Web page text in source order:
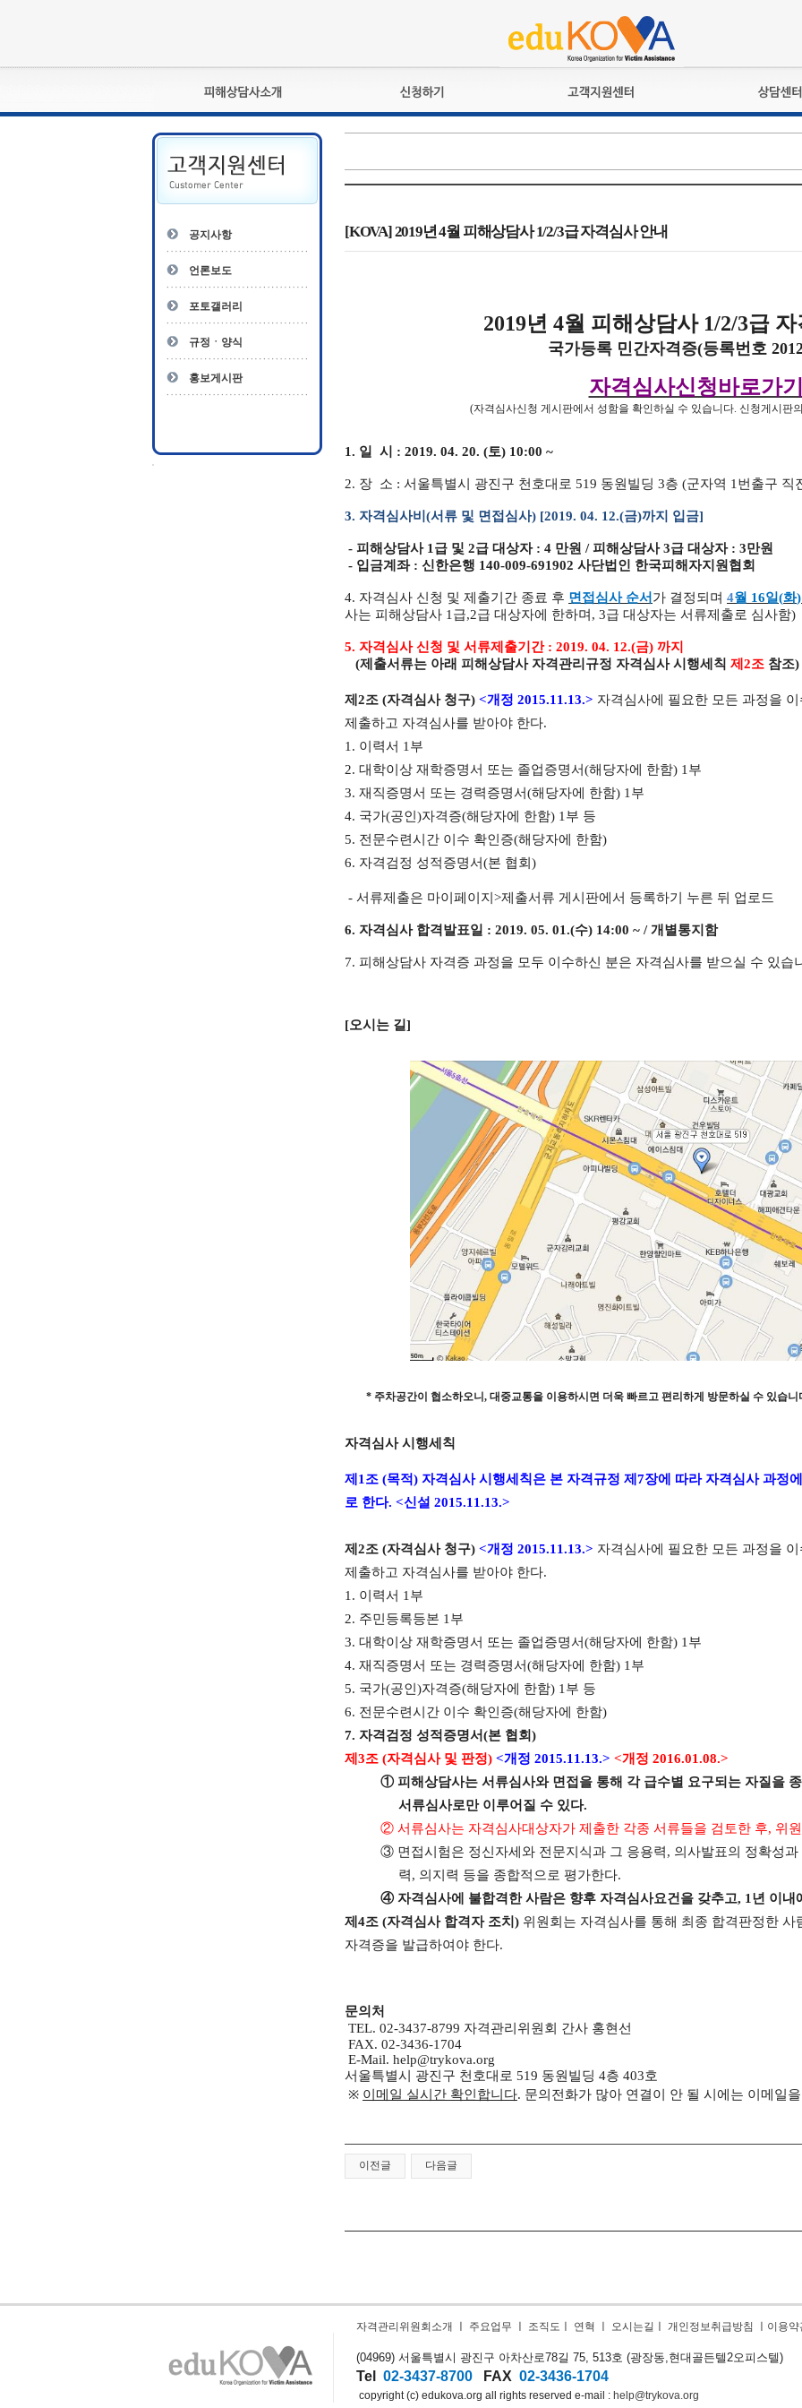
피해상담사란?
자격관리규정
상담사 자격증 확인
- 피해상담사 1급
- 전문수련감독자
- 전문수련기관
교육훈련
자격복원
공지사항
상담접수
공지사항
언론보도
포토갤러리
규정ㆍ양식
홍보게시판
[KOVA] 2019년 4월 피해상담사 1/2/3급 자격심사 안내
2019년 4월 피해상담사 1/2/3급 자
국가등록 민간자격증(등록번호
자격심사신청바로가
(자격심사신청 게시판에서 성함을 확인하실 수 있습니다. 신청게시판
1. 일 시 : 2019. 04. 20. (토) 10:00 ~
2. 장 소 : 서울특별시 광진구 천호대로 519 동원빌딩 3층 (군자역 1 번출구 직
3. 자격심사비 (서류 및 면접심사) [2019. 04. 12.(금)까지 입금]
- 피해상담사 1 급 및 2급 대상자: 4 만원 /피해상담사3급 대상자 : 3만원
- 입금계좌 : 신한은행 140-009-691902 사단법인 한국피해자지원협회
4. 자격심사 신청 및 제출기간 종료 후 면접심사 순서 가 결정되며 4월 16일(화
사는 피해상담사 1 급,2급 대상자에 한하며 , 3급 대상자는 서류제출로 심사함)
5. 자격심사 신청 및 서류제출기간 : 2019. 04. 12.(금) 까지
(제출서류는 아래 피해상담사 자격관리규정 자격심사 시행세칙 제 2조 참조)
제 2조 (자격심사 청구) <개정 2015.11.13.> 자격심사에 필요한 모든 과정을
제출하고 자격심사를 받아야 한다.
1. 이력서 1 부
2. 대학이상 재학증명서 또는 졸업증명서(해당자에 한함) 1 부
3. 재직증명서 또는 경력증명서(해당자에 한함) 1 부
4. 국가(공인 )자격증(해당자에 한함) 1 부 등
5. 전문수련시간 이수 확인증(해당자에 한함)
6. 자격검정 성적증명서(본 협회 )
- 서류제출은 마이페이지 >제출서류 게시판에서 등록하기 누른 뒤 업로드
6. 자격심사 합격발표일 : 2019. 05. 01.(수) 14:00 ~ /개별통지함
7. 피해상담사 자격증 과정을 모두 이수하신 분은 자격심사를 받으실 수 있습
[오시는 길]
* 주차공간이 협소하오니 , 대중교통을 이용하시면 더욱 빠르고 편리하게 방문하실 수 있습니
자격심사 시행세칙
제 1 조 (목적) 자격심사 시행세칙은 본 자격규정 제 7장에 따라 자격심사 과정
로 한다. <신설 2015.11.13.>
제 2조 (자격심사 청구) <개정 2015.11.13.> 자격심사에 필요한 모든 과정을
제출하고 자격심사를 받아야 한다.
1. 이력서 1 부
2. 주민등록등본 1 부
3. 대학이상 재학증명서 또는 졸업증명서(해당자에 한함) 1 부
4. 재직증명서 또는 경력증명서(해당자에 한함) 1 부
5. 국가(공인 )자격증(해당자에 한함) 1 부 등
6. 전문수련시간 이수 확인증(해당자에 한함)
7. 자격검정 성적증명서(본 협회)
제 3조 (자격심사 및 판정) <개정 2015.11.13.> <개정 2016.01.08.>
①피해상담사는 서류심사와 면접을 통해 각 급수별 요구되는 자질을
서류심사로만 이루어질 수 있다.
② 서류심사는 자격심사대상자가 제출한 각종 서류들을 검토한 후, 위
③ 면접시험은 정신자세와 전문지식과 그 응용력, 의사발표의 정확성과
력, 의지력 등을 종합적으로 평가한다.
④자격심사에 불합격한 사람은 향후 자격심사요건을 갖추고, 1 년 이내
제 4조 (자격심사 합격자 조치 ) 위원회는 자격심사를 통해 최종 합격판정한
자격증을 발급하여야 한다.
문의처
TEL. 02-3437-8799 자격관리위원회 간사 홍현선
FAX. 02-3436-1704
E-Mail. help@trykova.org
서울특별시 광진구 천호대로 519 동원빌딩 4층 403호
※ 이메일 실시간 확인합니다. 문의전화가 많아 연결이 안 될 시에는 이메일
이전글 다음글
자격관리위원회소개 주요업무 조직도 연혁 오시는길 개인정보취급방침 이용약
(04969) 서울특별시 광진구 아차산로78길 75, 513호 (광장동,현대골든텔2오피스텔)
Tel 02-3437-8700 FAX 02-3436-1704
copyright (c) edukova.org all rights reserved e-mail : help@trykova.org